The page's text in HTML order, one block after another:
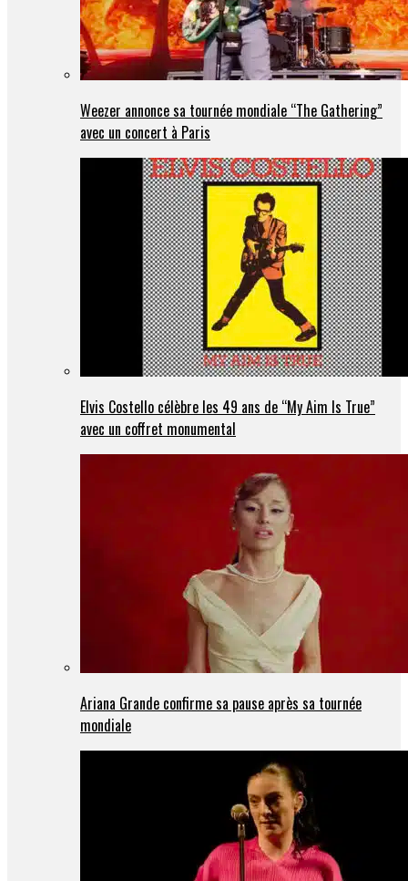
Weezer annonce sa tournée mondiale “The Gathering”
avec un concert à Paris
Elvis Costello célèbre les 49 ans de “My Aim Is True”
avec un coffret monumental
Ariana Grande confirme sa pause après sa tournée
mondiale